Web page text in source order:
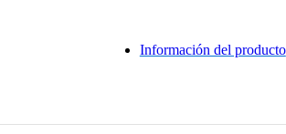
Información del producto